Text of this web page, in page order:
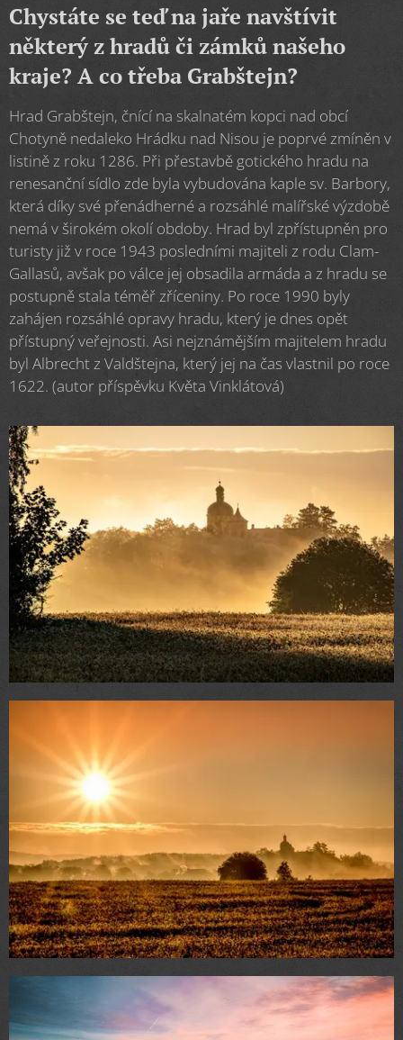
Chystáte se teď na jaře navštívit
některý z hradů či zámků našeho
kraje? A co třeba Grabštejn?
Hrad Grabštejn, čnící na skalnatém kopci nad obcí
Chotyně nedaleko Hrádku nad Nisou je poprvé zmíněn v
listině z roku 1286. Při přestavbě gotického hradu na
renesanční sídlo zde byla vybudována kaple sv. Barbory,
která díky své přenádherné a rozsáhlé malířské výzdobě
nemá v širokém okolí obdoby. Hrad byl zpřístupněn pro
turisty již v roce 1943 posledními majiteli z rodu Clam-
Gallasů, avšak po válce jej obsadila armáda a z hradu se
postupně stala téměř zříceniny. Po roce 1990 byly
zahájen rozsáhlé opravy hradu, který je dnes opět
přístupný veřejnosti. Asi nejznámějším majitelem hradu
byl Albrecht z Valdštejna, který jej na čas vlastnil po roce
1622. (autor příspěvku Květa Vinklátová)